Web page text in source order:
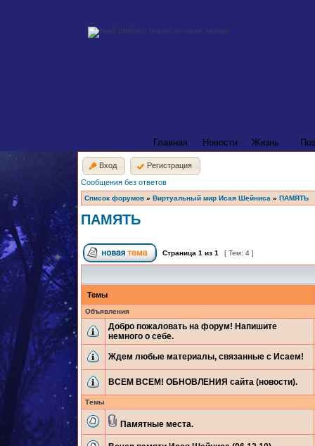
Главная Новости Жизнь
Вход
Регистрация
Сообщения без ответов
Список форумов » Виртуальный мир Исая Шейниса » ПАМЯТЬ
ПАМЯТЬ
Страница 1 из 1 [ Тем: 4 ]
Темы
Объявления
Добро пожаловать на форум! Напишите
немного о себе.
Ждем любые материалы, связанные с Исаем!
ВСЕМ ВСЕМ! ОБНОВЛЕНИЯ сайта (новости).
Темы
Памятные места.